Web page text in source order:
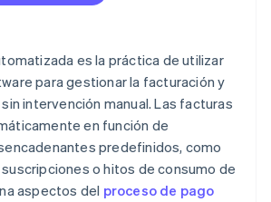
es la práctica de utilizar
para gestionar la facturación y
intervención manual. Las facturas
en función de
predefinidos, como
o hitos de consumo de
aspectos del proceso de pago